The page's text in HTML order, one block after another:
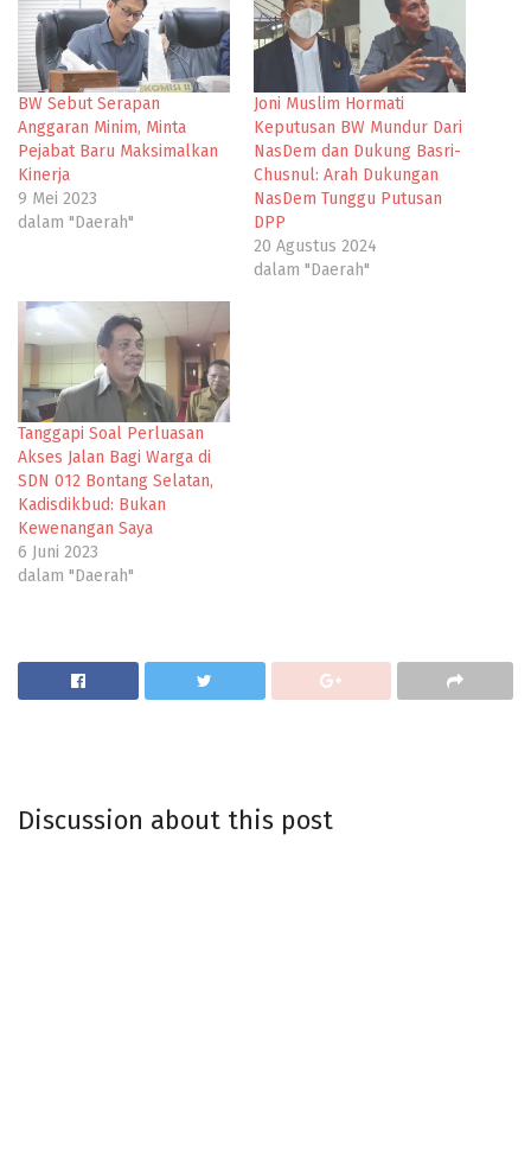
BW Sebut Serapan
Anggaran Minim, Minta
Pejabat Baru Maksimalkan
Kinerja
9 Mei 2023
dalam "Daerah"
Joni Muslim Hormati
Keputusan BW Mundur Dari
NasDem dan Dukung Basri-
Chusnul: Arah Dukungan
NasDem Tunggu Putusan
DPP
20 Agustus 2024
dalam "Daerah"
Tanggapi Soal Perluasan
Akses Jalan Bagi Warga di
SDN 012 Bontang Selatan,
Kadisdikbud: Bukan
Kewenangan Saya
6 Juni 2023
dalam "Daerah"
Discussion about this post